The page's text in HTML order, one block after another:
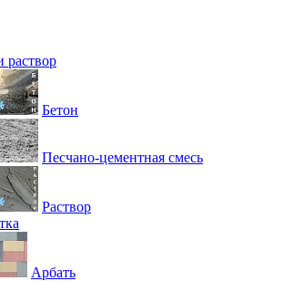
раствор
Бетон
Песчано-цементная смесь
Раствор
Арбать